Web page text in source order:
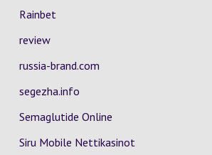
Rainbet
review
russia-brand.com
segezha.info
Semaglutide Online
Siru Mobile Nettikasinot